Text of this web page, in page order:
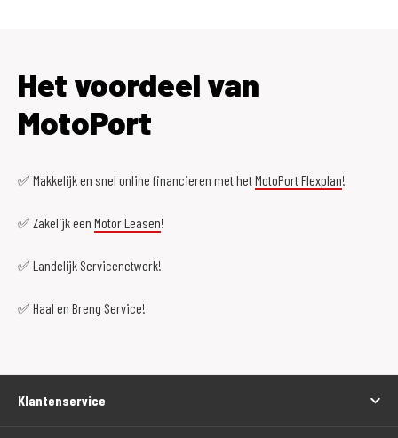
Het voordeel van
MotoPort
✅ Makkelijk en snel online financieren met hetMotoPort Flexplan!
✅ Zakelijk een Motor Leasen!
✅ Landelijk Servicenetwerk!
✅ Haal en Breng Service!
Klantenservice